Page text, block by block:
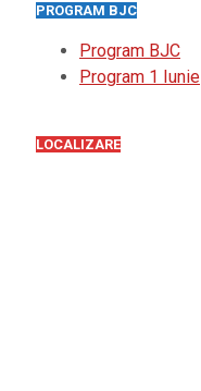
PROGRAM BJC
Program BJC
Program 1 Iunie
LOCALIZARE